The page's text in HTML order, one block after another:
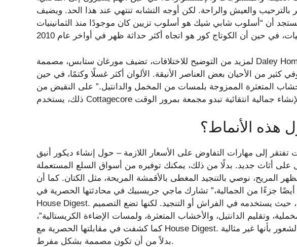
والعيش والراحة. لكن أوجه التشابه تنتهي عند هذا الحد. ويضيف
أن “أسلوب شابي شيك هو أسلوب تزيين كان موجودًا منذ الثمانينيات
لمزيد من التوضيح للاختلافات، تضيف مورغان ستابس، مصممة Daley Home، في مقابلتها الحصرية، “توفر الأناقة
كثير من الأحيان بعض العناصر الأنيقة. الألوان أكثر غسلًا وكتمًا، في حين
المتعثرة الممزوجة بلمسات من المخمل والدانتيل.” على النقيض من
هذه الأنماط؟
تفتقر إلى مهارات التفاوض على الأسعار اللازمة – حول إنشاء ديكور أنيق
أثاث جديد. بدلًا من ذلك، يمكنك توفيره من أسواق السلع المستعملة
المريح، نوصي بالتنجيد المغطى بالأقمشة المريحة، مثل الكتان. كما أن
جزءًا من الجمالية،” تشارك ماجي جريسبيك في محادثتها الحصرية في
House Digest. يشارك مورجان ستابس حبًا مشابهًا للكتان، حيث يستخدمه في الفراش أو التنجيد. لكنها تضع التصميم
وتقليم الدانتيل، والأخشاب المتعثرة، ولمسات الإضاءة الكريستالية”،
كما كشفت في مقابلتها الحصرية مع House Digest. في نهاية المطاف، تسعى الجمالية إلى الشعور بأنها غير مثالية
بدلاً من أن تكون مصممة بشكل مفرط.